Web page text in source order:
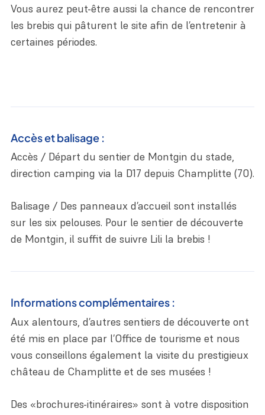
Vous aurez peut-être aussi la chance de rencontrer
les brebis qui pâturent le site afin de l’entretenir à
certaines périodes.
Accès et balisage :
Accès / Départ du sentier de Montgin du stade,
direction camping via la D17 depuis Champlitte (70).
Balisage / Des panneaux d’accueil sont installés
sur les six pelouses. Pour le sentier de découverte
de Montgin, il suffit de suivre Lili la brebis !
Informations complémentaires :
Aux alentours, d’autres sentiers de découverte ont
été mis en place par l’Office de tourisme et nous
vous conseillons également la visite du prestigieux
château de Champlitte et de ses musées !
Des «brochures-itinéraires» sont à votre disposition